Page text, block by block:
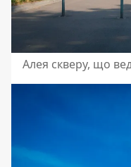
Алея скверу, що